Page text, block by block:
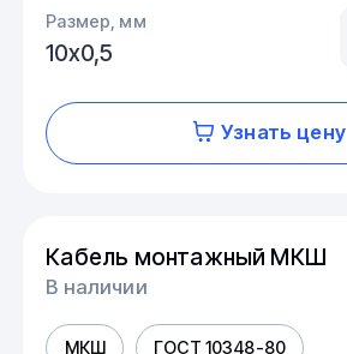
Размер, мм
10х0,5
Узнать цену
Кабель монтажный МКШ
В наличии
МКШ ГОСТ 10348-80